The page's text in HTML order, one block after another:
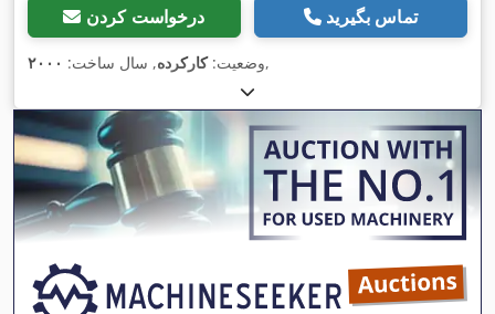
درخواست کردن تماس بگیرید
وضعیت:کارکرده, سال ساخت: ۲۰۰۰ ,